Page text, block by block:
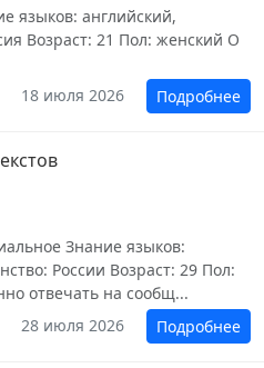
языков: английский,
Возраст: 21 Пол: женский О
18 июля 2026
Подробнее
Знание языков:
России Возраст: 29 Пол:
отвечать на сообщ...
28 июля 2026
Подробнее